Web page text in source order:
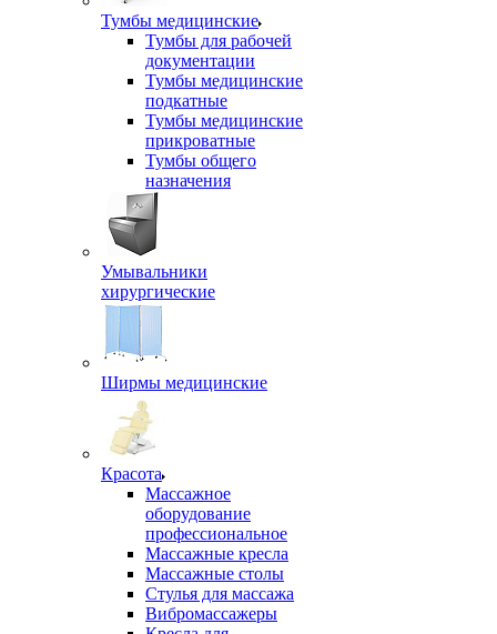
Тумбы медицинские
Тумбы для рабочей
документации
Тумбы медицинские
подкатные
Тумбы медицинские
прикроватные
Тумбы общего
назначения
Умывальники
хирургические
Ширмы медицинские
Красота
Массажное
оборудование
профессиональное
Массажные кресла
Массажные столы
Стулья для массажа
Вибромассажеры